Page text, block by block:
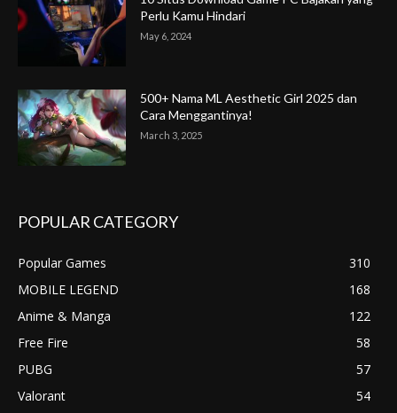
Perlu Kamu Hindari
May 6, 2024
500+ Nama ML Aesthetic Girl 2025 dan
Cara Menggantinya!
March 3, 2025
POPULAR CATEGORY
Popular Games
310
MOBILE LEGEND
168
Anime & Manga
122
Free Fire
58
PUBG
57
Valorant
54